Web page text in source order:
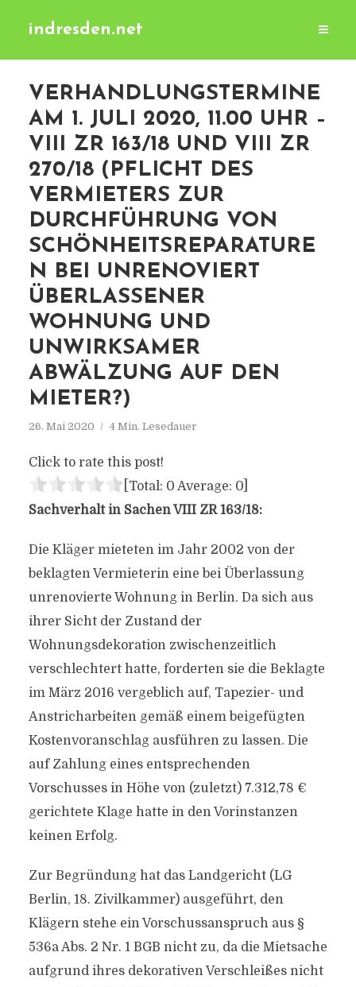
indresden.net
VERHANDLUNGSTERMINE
AM 1. JULI 2020, 11.00 UHR –
VIII ZR 163/18 UND VIII ZR
270/18 (PFLICHT DES
VERMIETERS ZUR
DURCHFÜHRUNG VON
SCHÖNHEITSREPARATURE
N BEI UNRENOVIERT
ÜBERLASSENER
WOHNUNG UND
UNWIRKSAMER
ABWÄLZUNG AUF DEN
MIETER?)
26. Mai 2020 4 Min. Lesedauer
Click to rate this post!
[Total: 0 Average: 0]
Sachverhalt in Sachen VIII ZR 163/18:
Die Kläger mieteten im Jahr 2002 von der
beklagten Vermieterin eine bei Überlassung
unrenovierte Wohnung in Berlin. Da sich aus
ihrer Sicht der Zustand der
Wohnungsdekoration zwischenzeitlich
verschlechtert hatte, forderten sie die Beklagte
im März 2016 vergeblich auf, Tapezier- und
Anstricharbeiten gemäß einem beigefügten
Kostenvoranschlag ausführen zu lassen. Die
auf Zahlung eines entsprechenden
Vorschusses in Höhe von (zuletzt) 7.312,78 €
gerichtete Klage hatte in den Vorinstanzen
keinen Erfolg.
Zur Begründung hat das Landgericht (LG
Berlin, 18. Zivilkammer) ausgeführt, den
Klägern stehe ein Vorschussanspruch aus §
536a Abs. 2 Nr. 1 BGB nicht zu, da die Mietsache
aufgrund ihres dekorativen Verschleißes nicht